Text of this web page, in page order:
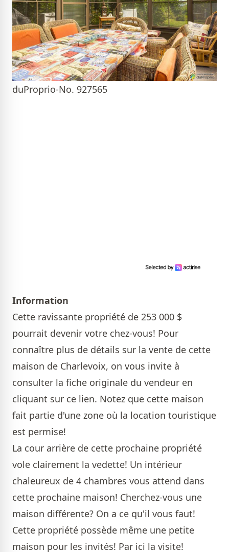
duProprio-No. 927565
Information
Cette ravissante propriété de 253 000 $
pourrait devenir votre chez-vous! Pour
connaître plus de détails sur la vente de cette
maison de Charlevoix, on vous invite à
consulter la fiche originale du vendeur en
cliquant sur ce lien. Notez que cette maison
fait partie d'une zone où la location touristique
est permise!
La cour arrière de cette prochaine propriété
vole clairement la vedette! Un intérieur
chaleureux de 4 chambres vous attend dans
cette prochaine maison! Cherchez-vous une
maison différente? On a ce qu'il vous faut!
Cette propriété possède même une petite
maison pour les invités! Par ici la visite!